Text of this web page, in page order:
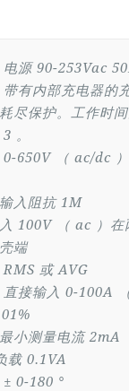
电源 90-253Vac
带有内部充电器的
尽保护。工作时
。
0-650V （ ac/dc
入阻抗 1M
100V （ ac ）在
端
RMS 或 AVG
直接输入 0-100A
小测量电流 2mA
载 0.1VA
0-180 °